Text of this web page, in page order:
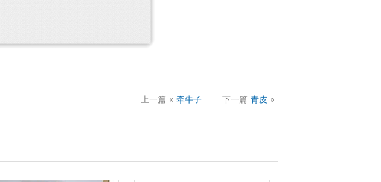
上一篇 « 牵牛子 下一篇 青皮 »